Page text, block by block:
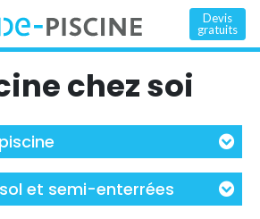
Devis
gratuits
chez soi
et semi-enterrées